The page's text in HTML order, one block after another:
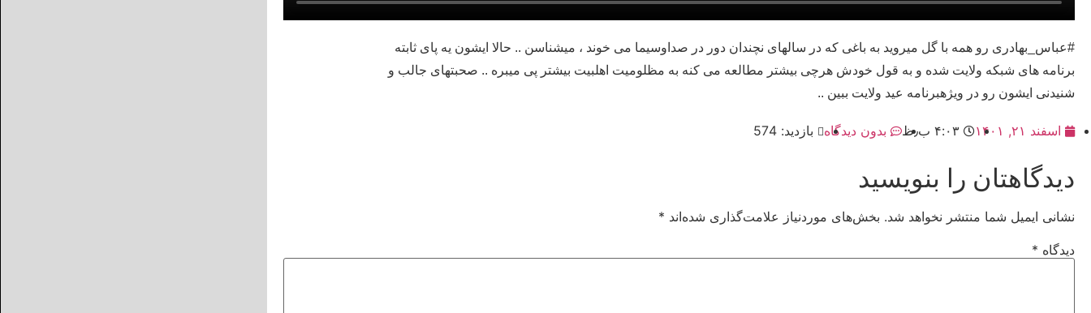
#عباس_بهادری رو همه با گل میروید به باغی که در سالهای نچندان دور در صداوسیما می خوند ، میشناسن .. حالا ایشون یه پای ثابته
برنامه های شبکه ولایت شده و به قول خودش هرچی بیشتر مطالعه می کنه به مظلومیت اهلبیت بیشتر پی میبره .. ️صحبتهای جالب و
شنیدنی ایشون رو در ویژهبرنامه عید ولایت ببین ..
اسفند ۲۱, ۱۴۰۱ ۴:۰۳ ب٫ظ بدون دیدگاه بازدید: 574
دیدگاهتان را بنویسید
نشانی ایمیل شما منتشر نخواهد شد. بخش‌های موردنیاز علامت‌گذاری شده‌اند *
دیدگاه *